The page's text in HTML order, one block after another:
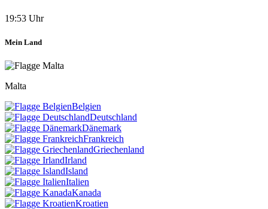
19:53 Uhr
Mein Land
Malta
Belgien
Deutschland
Dänemark
Frankreich
Griechenland
Irland
Island
Italien
Kanada
Kroatien